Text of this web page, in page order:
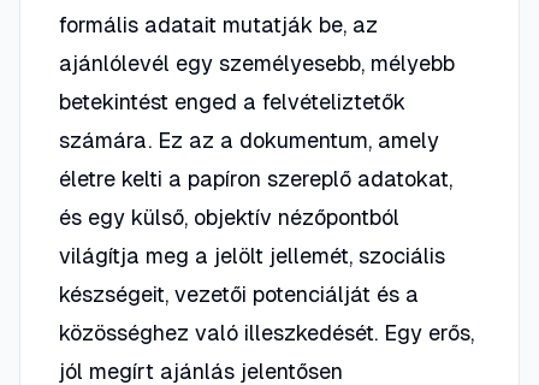
formális adatait mutatják be, az
ajánlólevél egy személyesebb, mélyebb
betekintést enged a felvételiztetők
számára. Ez az a dokumentum, amely
életre kelti a papíron szereplő adatokat,
és egy külső, objektív nézőpontból
világítja meg a jelölt jellemét, szociális
készségeit, vezetői potenciálját és a
közösséghez való illeszkedését. Egy erős,
jól megírt ajánlás jelentősen